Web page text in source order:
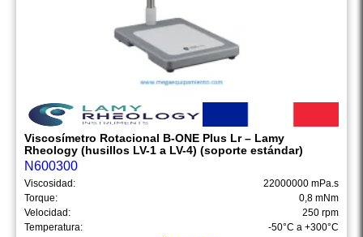
Viscosímetro Rotacional B-ONE Plus Lr – Lamy
Rheology (husillos LV-1 a LV-4) (soporte estándar)
N600300
Viscosidad:
22000000 mPa.s
Torque:
0,8 mNm
Velocidad:
250 rpm
Temperatura:
-50°C a +300°C